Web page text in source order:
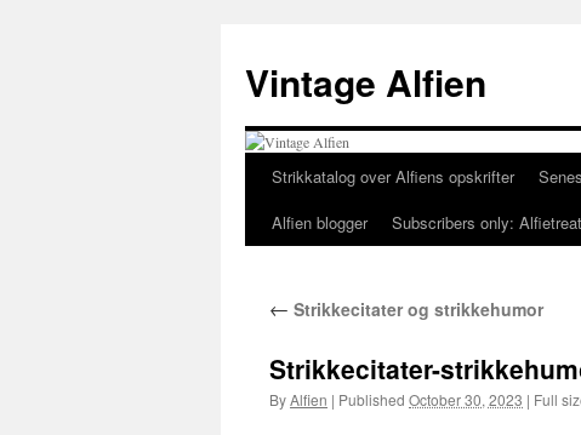
content
Vintage Alfien
Strikkatalog over Alfiens opskrifter
Alfien blogger
Subscribers only:
← Strikkecitater og strikkehumor
Strikkecitater-
ByAlfien | Published October 30, 2023 | Full